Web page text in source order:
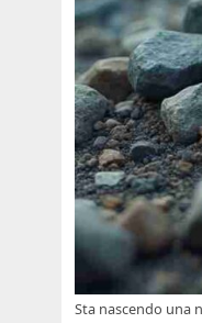
Sta nascendo una